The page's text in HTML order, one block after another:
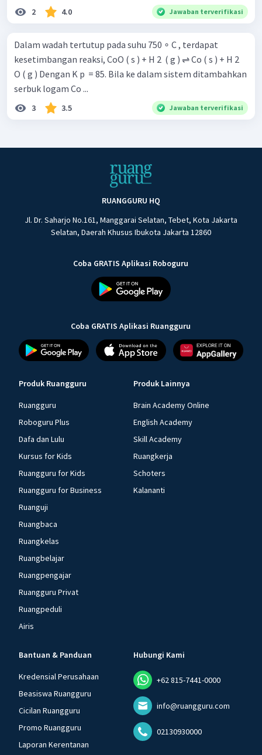
2 4.0 Jawaban terverifikasi
Dalam wadah tertutup pada suhu 750 ∘ C , terdapat
kesetimbangan reaksi, CoO ( s ) + H 2 ​ ( g ) ⇌ Co ( s ) + H 2 ​
O ( g ) Dengan K p ​ = 85. Bila ke dalam sistem ditambahkan
serbuk logam Co ...
3 3.5 Jawaban terverifikasi
RUANGGURU HQ
Jl. Dr. Saharjo No.161, Manggarai Selatan, Tebet, Kota Jakarta
Selatan, Daerah Khusus Ibukota Jakarta 12860
Coba GRATIS Aplikasi Roboguru
Coba GRATIS Aplikasi Ruangguru
Produk Ruangguru
Ruangguru
Roboguru Plus
Dafa dan Lulu
Kursus for Kids
Ruangguru for Kids
Ruangguru for Business
Ruanguji
Ruangbaca
Ruangkelas
Ruangbelajar
Ruangpengajar
Ruangguru Privat
Ruangpeduli
Airis
Produk Lainnya
Brain Academy Online
English Academy
Skill Academy
Ruangkerja
Schoters
Kalananti
Bantuan & Panduan
Kredensial Perusahaan
Beasiswa Ruangguru
Cicilan Ruangguru
Promo Ruangguru
Laporan Kerentanan
Hubungi Kami
+62 815-7441-0000
info@ruangguru.com
02130930000